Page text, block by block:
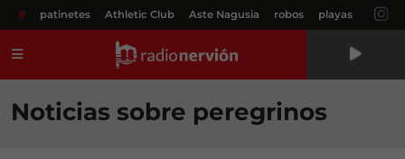
# patinetes Athletic Club Aste Nagusia robos playas
Noticias sobre peregrinos